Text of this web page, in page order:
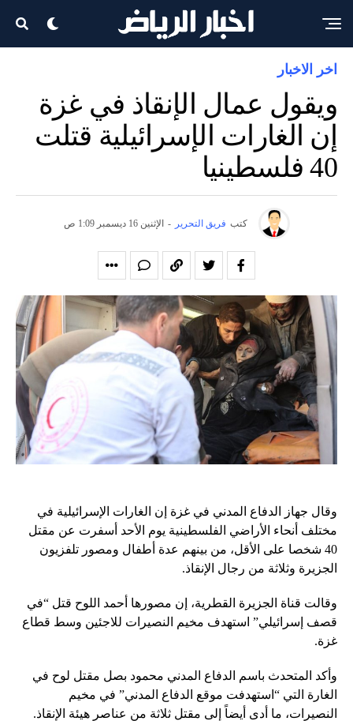
اخر الاخبار
ويقول عمال الإنقاذ في غزة
إن الغارات الإسرائيلية قتلت
40 فلسطينيا
كتب فريق التحرير - الإثنين 16 ديسمبر 1:09 ص
وقال جهاز الدفاع المدني في غزة إن الغارات الإسرائيلية في
مختلف أنحاء الأراضي الفلسطينية يوم الأحد أسفرت عن مقتل
40 شخصا على الأقل، من بينهم عدة أطفال ومصور تلفزيون
الجزيرة وثلاثة من رجال الإنقاذ.
وقالت قناة الجزيرة القطرية، إن مصورها أحمد اللوح قتل “في
قصف إسرائيلي” استهدف مخيم النصيرات للاجئين وسط قطاع
غزة.
وأكد المتحدث باسم الدفاع المدني محمود بصل مقتل لوح في
الغارة التي “استهدفت موقع الدفاع المدني” في مخيم
النصيرات، ما أدى أيضاً إلى مقتل ثلاثة من عناصر هيئة الإنقاذ.